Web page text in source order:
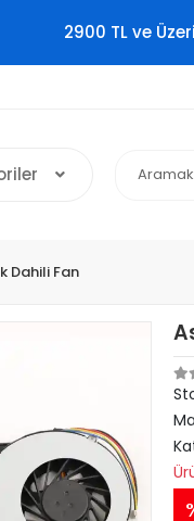
2900 TL ve
Dahili Fan